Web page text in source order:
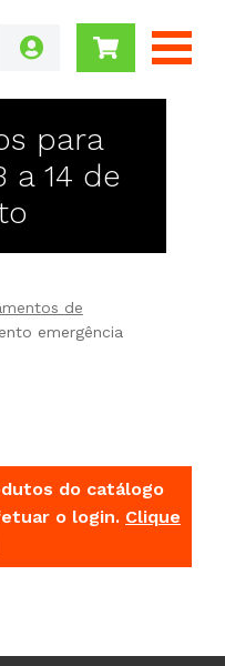
para
a 14 de
de
emergência
do catálogo
o login. Clique